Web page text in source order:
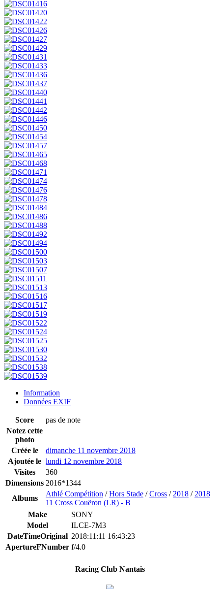
Information
Données EXIF
Score
pas de note
Notez cette
photo
Créée le
dimanche 11 novembre 2018
Ajoutée le lundi 12 novembre 2018
Visites
360
Dimensions 2016*1344
Albums
Athlé Compétition /Hors Stade /Cross / 2018 / 2018
11 Cross Couëron (LR) - B
Make
SONY
Model
ILCE-7M3
DateTimeOriginal 2018:11:11 16:43:23
ApertureFNumber f/4.0
Racing Club Nantais